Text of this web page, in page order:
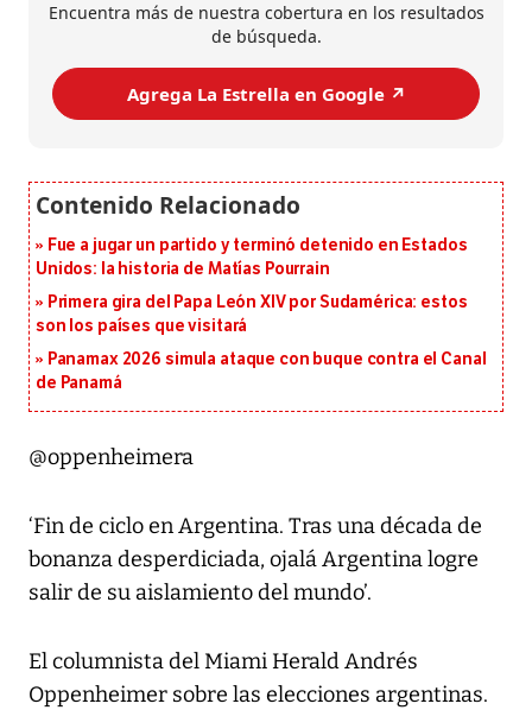
Encuentra más de nuestra cobertura en los resultados
de búsqueda.
Agrega La Estrella en Google ↗️
Fue a jugar un partido y terminó detenido en Estados
Unidos: la historia de Matías Pourrain
Primera gira del Papa León XIV por Sudamérica: estos
son los países que visitará
Panamax 2026 simula ataque con buque contra el Canal
de Panamá
@oppenheimera
‘Fin de ciclo en Argentina. Tras una década de
bonanza desperdiciada, ojalá Argentina logre
salir de su aislamiento del mundo’.
El columnista del Miami Herald Andrés
Oppenheimer sobre las elecciones argentinas.